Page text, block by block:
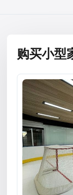
Română
日本語
한국어
中文
Русский
Slovenčina
Türkçe
购买小型